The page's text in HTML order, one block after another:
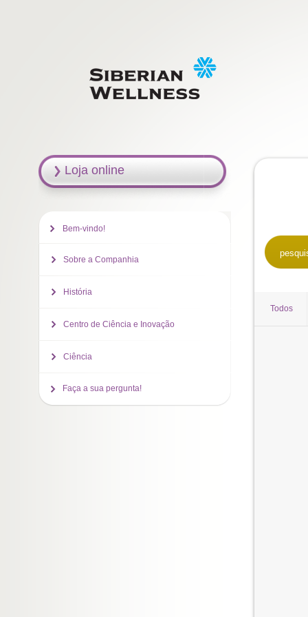
Todos
Loja online
Bem-vindo!
Sobre a Companhia
História
Centro de Ciência e Inovação
Ciência
Faça a sua pergunta!